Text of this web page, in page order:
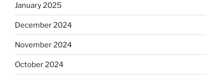
January 2025
December 2024
November 2024
October 2024